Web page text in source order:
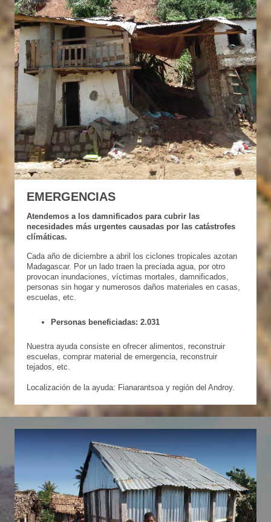
EMERGENCIAS
Atendemos a los damnificados para cubrir las
necesidades más urgentes causadas por las catástrofes
clímáticas.
Cada año de diciembre a abril los ciclones tropicales azotan
Madagascar. Por un lado traen la preciada agua, por otro
provocan inundaciones, víctimas mortales, damnificados,
personas sin hogar y numerosos daños materiales en casas,
escuelas, etc.
Personas beneficiadas: 2.031
Nuestra ayuda consiste en ofrecer alimentos, reconstruir
escuelas, comprar material de emergencia, reconstruir
tejados, etc.
Localización de la ayuda: Fianarantsoa y región del Androy.